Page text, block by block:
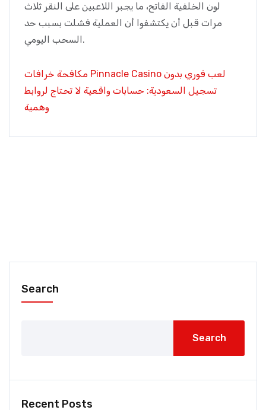
لون الخلفية الفاتح، ما يجبر اللاعبين على النقر ثلاث
مرات قبل أن يكتشفوا أن العملية فشلت بسبب حد
السحب اليومي.
مكافحة خرافات Pinnacle Casino لعب فوري بدون
تسجيل السعودية: حسابات واقعية لا تحتاج لروابط
وهمية
Search
Search
Recent Posts